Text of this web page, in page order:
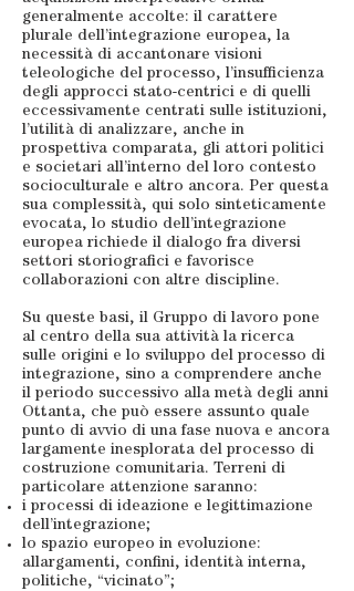
generalmente accolte: il carattere
plurale dell’integrazione europea, la
necessità di accantonare visioni
teleologiche del processo, l’insufficienza
degli approcci stato-centrici e di quelli
eccessivamente centrati sulle istituzioni,
l’utilità di analizzare, anche in
prospettiva comparata, gli attori politici
e societari all’interno del loro contesto
socioculturale e altro ancora. Per questa
sua complessità, qui solo sinteticamente
evocata, lo studio dell’integrazione
europea richiede il dialogo fra diversi
settori storiografici e favorisce
collaborazioni con altre discipline.
Su queste basi, il Gruppo di lavoro pone
al centro della sua attività la ricerca
sulle origini e lo sviluppo del processo di
integrazione, sino a comprendere anche
il periodo successivo alla metà degli anni
Ottanta, che può essere assunto quale
punto di avvio di una fase nuova e ancora
largamente inesplorata del processo di
costruzione comunitaria. Terreni di
particolare attenzione saranno:
i processi di ideazione e legittimazione
dell’integrazione;
lo spazio europeo in evoluzione:
allargamenti, confini, identità interna,
politiche, “vicinato”;